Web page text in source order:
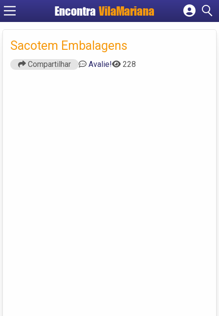
EncontraVilaMariana
Cadastrar empresa
Criar conta
Sacotem Embalagens
Compartilhar Avalie! 228